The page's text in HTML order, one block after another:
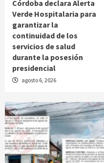
Córdoba declara Alerta
Verde Hospitalaria para
garantizar la
continuidad de los
servicios de salud
durante la posesión
presidencial
agosto 6, 2026